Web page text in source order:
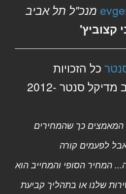
מנכ"ל תל אביב
קצוביץ'
כל הזכויות
שמורות לתל אביב מדיקל סנטר 2012-
המאמצים כך שהמחירים
לפעמים קורה
המחיר הסופי והמחייב הוא
שלנו או בתהליך קביעת